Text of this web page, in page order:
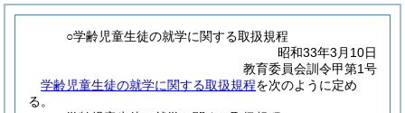
○学齢児童生徒の就学に関する取扱規程
昭和33年3月10日
教育委員会訓令甲第1号
学齢児童生徒の就学に関する取扱規程を次のように定め
る。